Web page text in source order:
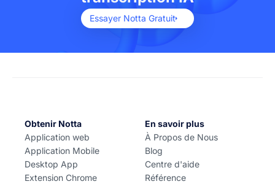
Essayer Notta Gratuit
Obtenir Notta
Application web
Application Mobile
Desktop App
Extension Chrome
En savoir plus
À Propos de Nous
Blog
Centre d'aide
Référence